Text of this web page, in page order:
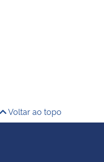
Voltar ao topo